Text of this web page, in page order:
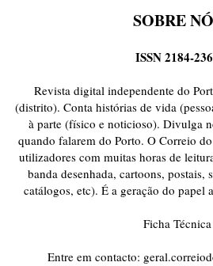
SOBRE
ISSN 2184-
Revista digital independente do
(distrito). Conta histórias de vida
à parte (físico e noticioso). Divulga
quando falarem do Porto. O Correio
utilizadores com muitas horas de
banda desenhada, cartoons, postais,
catálogos, etc). É a geração do papel
Ficha Técnica
Entre em contacto: